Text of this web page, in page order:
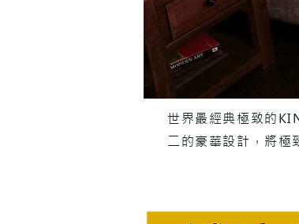
世界最經典極致的
二的豪華設計，將極